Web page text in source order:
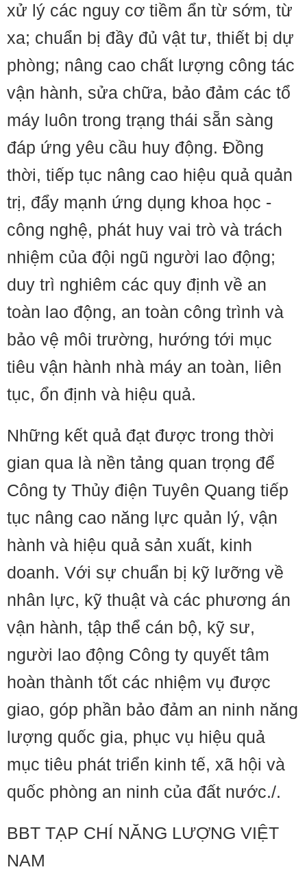
xử lý các nguy cơ tiềm ẩn từ sớm, từ
xa; chuẩn bị đầy đủ vật tư, thiết bị dự
phòng; nâng cao chất lượng công tác
vận hành, sửa chữa, bảo đảm các tổ
máy luôn trong trạng thái sẵn sàng
đáp ứng yêu cầu huy động. Đồng
thời, tiếp tục nâng cao hiệu quả quản
trị, đẩy mạnh ứng dụng khoa học -
công nghệ, phát huy vai trò và trách
nhiệm của đội ngũ người lao động;
duy trì nghiêm các quy định về an
toàn lao động, an toàn công trình và
bảo vệ môi trường, hướng tới mục
tiêu vận hành nhà máy an toàn, liên
tục, ổn định và hiệu quả.
Những kết quả đạt được trong thời
gian qua là nền tảng quan trọng để
Công ty Thủy điện Tuyên Quang tiếp
tục nâng cao năng lực quản lý, vận
hành và hiệu quả sản xuất, kinh
doanh. Với sự chuẩn bị kỹ lưỡng về
nhân lực, kỹ thuật và các phương án
vận hành, tập thể cán bộ, kỹ sư,
người lao động Công ty quyết tâm
hoàn thành tốt các nhiệm vụ được
giao, góp phần bảo đảm an ninh năng
lượng quốc gia, phục vụ hiệu quả
mục tiêu phát triển kinh tế, xã hội và
quốc phòng an ninh của đất nước./.
BBT TẠP CHÍ NĂNG LƯỢNG VIỆT
NAM